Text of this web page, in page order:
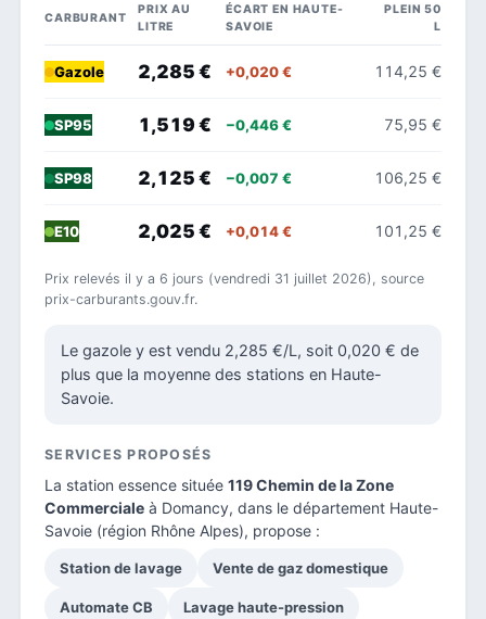
CARBURANT
PRIX AU
LITRE
ÉCART EN HAUTE-
SAVOIE
PLEIN 50
L
Gazole 2,285 € +0,020 € 114,25 €
SP95 1,519 € −0,446 € 75,95 €
SP98 2,125 € −0,007 € 106,25 €
E10 2,025 € +0,014 € 101,25 €
Prix relevés il y a 6 jours (vendredi 31 juillet 2026), source
prix-carburants.gouv.fr.
Le gazole y est vendu 2,285 €/L, soit 0,020 € de
plus que la moyenne des stations en Haute-
Savoie.
SERVICES PROPOSÉS
La station essence située 119 Chemin de la Zone
Commerciale à Domancy, dans le département Haute-
Savoie (région Rhône Alpes), propose :
Station de lavage Vente de gaz domestique
Automate CB Lavage haute-pression